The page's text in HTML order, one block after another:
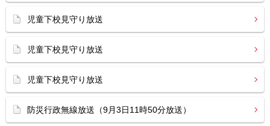
児童下校見守り放送
児童下校見守り放送
児童下校見守り放送
防災行政無線放送（9月3日11時50分放送）